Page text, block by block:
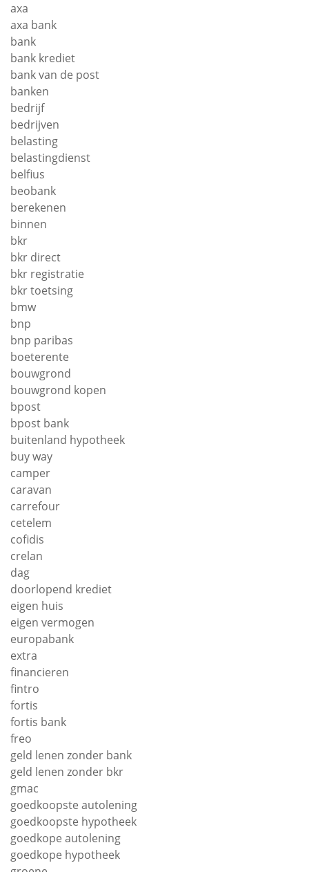
axa
axa bank
bank
bank krediet
bank van de post
banken
bedrijf
bedrijven
belasting
belastingdienst
belfius
beobank
berekenen
binnen
bkr
bkr direct
bkr registratie
bkr toetsing
bmw
bnp
bnp paribas
boeterente
bouwgrond
bouwgrond kopen
bpost
bpost bank
buitenland hypotheek
buy way
camper
caravan
carrefour
cetelem
cofidis
crelan
dag
doorlopend krediet
eigen huis
eigen vermogen
europabank
extra
financieren
fintro
fortis
fortis bank
freo
geld lenen zonder bank
geld lenen zonder bkr
gmac
goedkoopste autolening
goedkoopste hypotheek
goedkope autolening
goedkope hypotheek